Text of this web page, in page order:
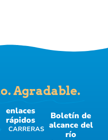
Agradable.
enlaces
rápidos
CARRERAS
Boletín de
alcance del
río